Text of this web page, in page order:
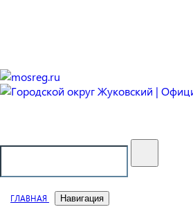
ГЛАВНАЯ Навигация